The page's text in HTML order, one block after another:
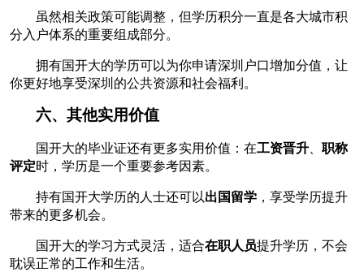
虽然相关政策可能调整，但学历积分一直是各大城市积
分入户体系的重要组成部分。
拥有国开大的学历可以为你申请深圳户口增加分值，让
你更好地享受深圳的公共资源和社会福利。
六、其他实用价值
国开大的毕业证还有更多实用价值：在工资晋升
职称
评定时，学历是一个重要参考因素。
持有国开大学历的人士还可以出国留学 ，享受学历提升
带来的更多机会。
国开大的学习方式灵活，适合在职人员提升学历，不会
耽误正常的工作和生活。